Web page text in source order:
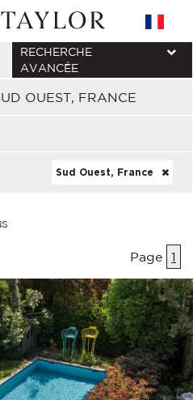
OUEST, FRANCE
RECHERCHE
AVANCÉE
Sud Ouest, France
Page 1